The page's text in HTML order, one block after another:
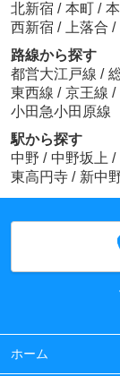
北新宿 / 本町 /
西新宿 / 上落合 /
路線から探す
都営大江戸線 /
東西線 / 京王線 /
小田急小田原線
駅から探す
中野 / 中野坂上 /
東高円寺 / 新中
ホーム